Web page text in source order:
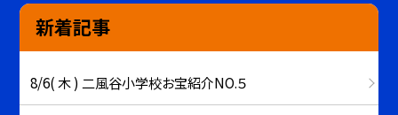
新着記事
8/6( 木 ) 二風谷小学校お宝紹介NO.５